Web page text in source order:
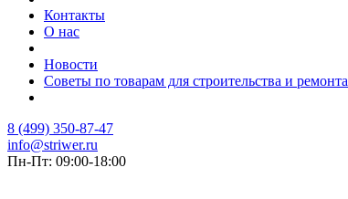
Контакты
О нас
Новости
Советы по товарам для строительства и ремонта
8 (499) 350-87-47
info@striwer.ru
Пн-Пт: 09:00-18:00